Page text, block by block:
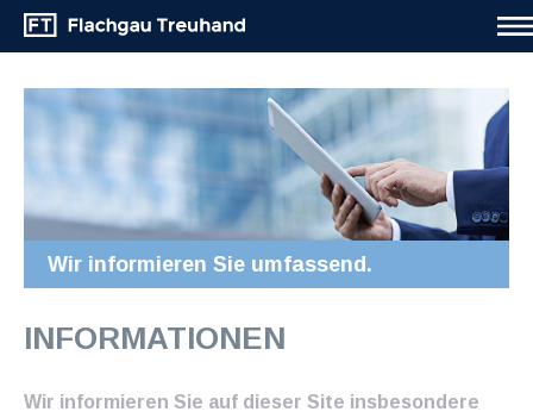
Wir informieren Sie umfassend.
INFORMATIONEN
Wir informieren Sie auf dieser Site insbesondere